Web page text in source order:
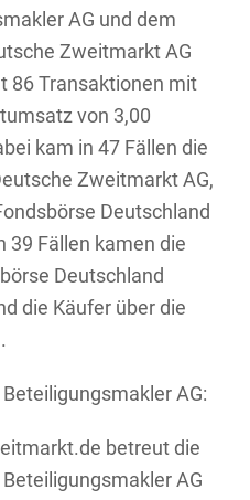
AG und dem
Zweitmarkt AG
86 Transaktionen mit
von 3,00
kam in 47 Fällen die
Zweitmarkt AG,
Deutschland
39 Fällen kamen die
Deutschland
die Käufer über die
AG:
betreut die
AG